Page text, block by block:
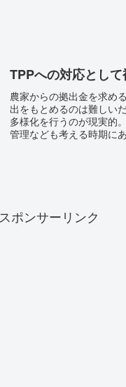
TPPへの対応とし
農家からの拠出金を求め
出をもとめるのは難しい
多様化を行うのが現実的
管理なども考える時期に
スポンサーリンク